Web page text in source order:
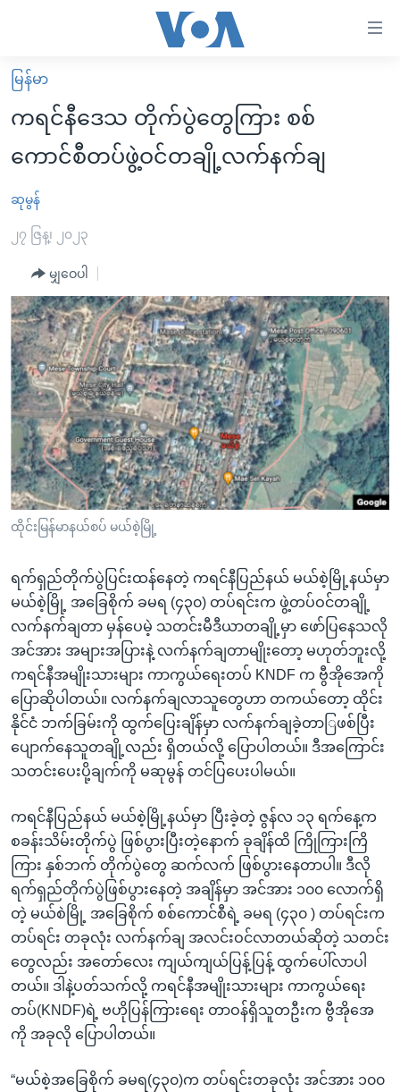
လွယ်ကူ
စေ
များ
ပင်မ
ကျော်
ကြည့်
ရန်
ပင်မ
အ
ညွန်း
စာမျက်နှာ
သို့
ကျော်
ကြည့်
ရှာဖွေ
ရန်
နေရာ
သို့
ကျော်
ရန်
မူလစာမျက်နှာ
မြန်မာ
ကမ္ဘာ့သတင်းများ
နိုင်ငံတကာ
အမေရိကန်
အစ္စရေး-ပါလက်စတိုင်း
ဗွီဒီယို
သတင်းလွတ်လပ်ခွင့်
အင်္ဂလိပ်စာလေ့လာမယ်
အမေရိကန်သုံးအီဒီယံ
မကြေးမုံရဲ့ အင်္ဂလိပ်စာ
ရုပ်ရှင်ထဲက အင်္ဂလိပ်စာ
သုတပဒေသာ အင်္ဂလိပ်စာ
အပတ်စဉ်ကဏ္ဍများ
ရေဒီယို
တီဗွီ
ရေဒီယိုနှင့်ရုပ်သံ အချက်အလက်များ
ရေဒီယို/တီဗွီအစီအစဉ်
Learning English
ဗွီအိုအေ လူမှုကွန်ယက်များ
ဘာသာစကားများ
မြန်မာ
ကရင်နီဒေသ တိုက်ပွဲတွေကြား စစ်
ကောင်စီတပ်ဖွဲ့ဝင်တချို့လက်နက်ချ
ဆုမွန်
၂၇ ဇြန္၊ ၂၀၂၃
မျှဝေပါ
ထိုင်းမြန်မာနယ်စပ် မယ်စဲ့မြို့
ရက်ရှည်တိုက်ပွဲပြင်းထန်နေတဲ့ ကရင်နီပြည်နယ် မယ်စဲ့မြို့နယ်မှာ
မယ်စဲ့မြို့ အခြေစိုက် ခမရ (၄၃၀) တပ်ရင်းက ဖွဲ့တပ်ဝင်တချို့
လက်နက်ချတာ မှန်ပေမဲ့ သတင်းမီဒီယာတချို့မှာ ဖော်ပြနေသလို
အင်အား အများအပြားနဲ့ လက်နက်ချတာမျိုးတော့ မဟုတ်ဘူးလို့
ကရင်နီအမျိုးသားများ ကာကွယ်ရေးတပ် KNDF က ဗွီအိုအေကို
ပြောဆိုပါတယ်။ လက်နက်ချလာသူတွေဟာ တကယ်တော့ ထိုင်း
နိုင်ငံ ဘက်ခြမ်းကို ထွက်ပြေးချိန်မှာ လက်နက်ချခဲ့တာြဖစ်ပြီး
ပျောက်နေသူတချို့လည်း ရှိတယ်လို့ ပြောပါတယ်။ ဒီအကြောင်း
သတင်းပေးပို့ချက်ကို မဆုမွန် တင်ပြပေးပါမယ်။
ကရင်နီပြည်နယ် မယ်စဲ့မြို့နယ်မှာ ပြီးခဲ့တဲ့ ဇွန်လ ၁၃ ရက်နေ့က
စခန်းသိမ်းတိုက်ပွဲ ဖြစ်ပွားပြီးတဲ့နောက် ခုချိန်ထိ ကြိုကြားကြိ
ကြား နှစ်ဘက် တိုက်ပွဲတွေ ဆက်လက် ဖြစ်ပွားနေတာပါ။ ဒီလို
ရက်ရှည်တိုက်ပွဲဖြစ်ပွားနေတဲ့ အချိန်မှာ အင်အား ၁၀၀ လောက်ရှိ
တဲ့ မယ်စဲမြို့ အခြေစိုက် စစ်ကောင်စီရဲ့ ခမရ (၄၃၀ ) တပ်ရင်းက
တပ်ရင်း တခုလုံး လက်နက်ချ အလင်းဝင်လာတယ်ဆိုတဲ့ သတင်း
တွေလည်း အတော်လေး ကျယ်ကျယ်ပြန့်ပြန့် ထွက်ပေါ်လာပါ
တယ်။ ဒါနဲ့ပတ်သက်လို့ ကရင်နီအမျိုးသားများ ကာကွယ်ရေး
တပ်(KNDF)ရဲ့ ဗဟိုပြန်ကြားရေး တာဝန်ရှိသူတဦးက ဗွီအိုအေ
ကို အခုလို ပြောပါတယ်။
“မယ်စဲ့အခြေစိုက် ခမရ(၄၃၀)က တပ်ရင်းတခုလုံး အင်အား ၁၀၀